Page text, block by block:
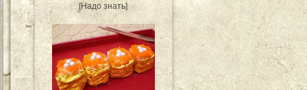
[Надо знать]